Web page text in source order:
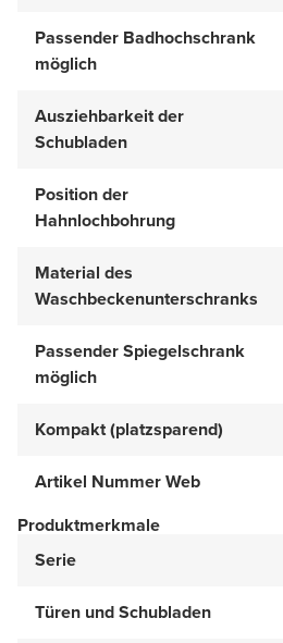
Passender Badhochschrank
möglich
Ausziehbarkeit der
Schubladen
Position der
Hahnlochbohrung
Material des
Waschbeckenunterschranks
Passender Spiegelschrank
möglich
Kompakt (platzsparend)
Artikel Nummer Web
Produktmerkmale
Serie
Türen und Schubladen